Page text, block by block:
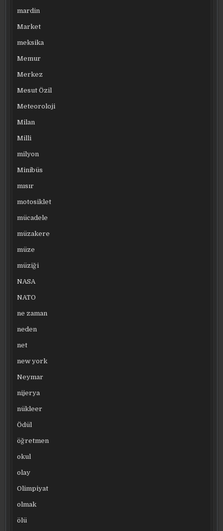
mardin
Market
meksika
Memur
Merkez
Mesut Özil
Meteoroloji
Milan
Milli
milyon
Minibüs
mısır
motosiklet
mücadele
müzakere
müze
müziği
NASA
NATO
ne zaman
neden
net
new york
Neymar
nijerya
nükleer
Ödül
öğretmen
okul
olay
Olimpiyat
olmak
ölü